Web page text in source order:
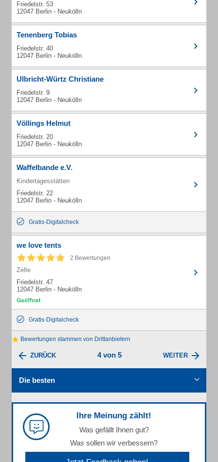
Friedelstr. 53
12047 Berlin - Neukölln
Tenenberg Tobias
Friedelstr. 40
12047 Berlin - Neukölln
Ulbricht-Würtz Christiane
Friedelstr. 9
12047 Berlin - Neukölln
Völlings Helmut
Friedelstr. 20
12047 Berlin - Neukölln
Waffelbande e.V.
Kindertagesstätten
Friedelstr. 22
12047 Berlin - Neukölln
Gratis-Digitalcheck
we love tents
2 Bewertungen
Zelte
Friedelstr. 47
12047 Berlin - Neukölln
Gratis-Digitalcheck
Bewertungen stammen von Drittanbietern
ZURÜCK 4 von 5 WEITER
Die besten
Ihre Meinung zählt!
Was gefällt Ihnen gut?
Was sollen wir verbessern?